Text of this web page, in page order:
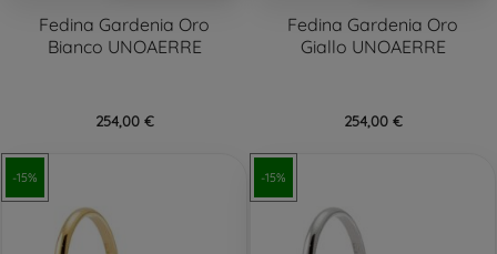
Fedina Gardenia Oro
Bianco UNOAERRE
254,00 €
Fedina Gardenia Oro
Giallo UNOAERRE
254,00 €
-15% -15%